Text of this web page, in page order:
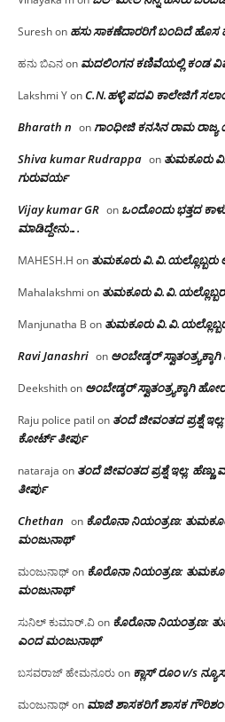
Sureshon ಹಸು ಸಾಕಣೆದಾರರಿಗೆ ಬಂದಿದೆ ಹೊಸ
ಹನು ಬಿಎನon ಮದಲಿಂಗನ ಕಣಿವೆಯಲ್ಲಿ ಕಂಡ
Lakshmi YonC.N.ಹಳ್ಳಿ ಪದವಿ ಕಾಲೇಜಿಗೆ
Bharath n onಗಾಂಧೀಜಿ ಕನಸಿನ ರಾಮ ರಾಜ್ಯ
Shiva kumar Rudrappa on ತುಮಕೂರು‌
ಗುರುವರ್ಯ
Vijay kumar GR on ಒಂದೊಂದು ಭತ್ತದ
ಮಾಡಿದ್ದೇನು….
MAHESH.H on ತುಮಕೂರು‌
Mahalakshmi on ತುಮಕೂರು‌
Manjunatha B on ತುಮಕೂರು‌
Ravi Janashri on ಅಂಬೇಡ್ಕರ್
Deekshithon ಅಂಬೇಡ್ಕರ್ ಸ್ವಾತಂತ್ರ್ಯಕ್ಕಾಗಿ
Raju police patil on ತಂದೆ ಜೀವಂತದ ಪ್ರಶ್ನೆ
ಕೋರ್ಟ್ ತೀರ್ಪು
nataraja on ತಂದೆ ಜೀವಂತದ ಪ್ರಶ್ನೆ ಇಲ್ಲ:
ತೀರ್ಪು
Chethan on ಕೊರೊನಾ ನಿಯಂತ್ರಣ:
ಮಂಜು‌ನಾಥ್
ಮಂಜುನಾಥ್on ಕೊರೊನಾ ನಿಯಂತ್ರಣ:
ಮಂಜು‌ನಾಥ್
ಸುನಿಲ್ ಕುಮಾರ್.ವಿon ಕೊರೊನಾ ನಿಯಂತ್ರಣ:
ಎಂದ ಮಂಜು‌ನಾಥ್
ಬಸವರಾಜ್ ಹೇಮನೂರುon ಕ್ಲಾಸ್ ರೂಂ v/s
ಮಂಜುನಾಥ್on ಮಾಜಿ ಶಾಸಕರಿಗೆ ಶಾಸಕ